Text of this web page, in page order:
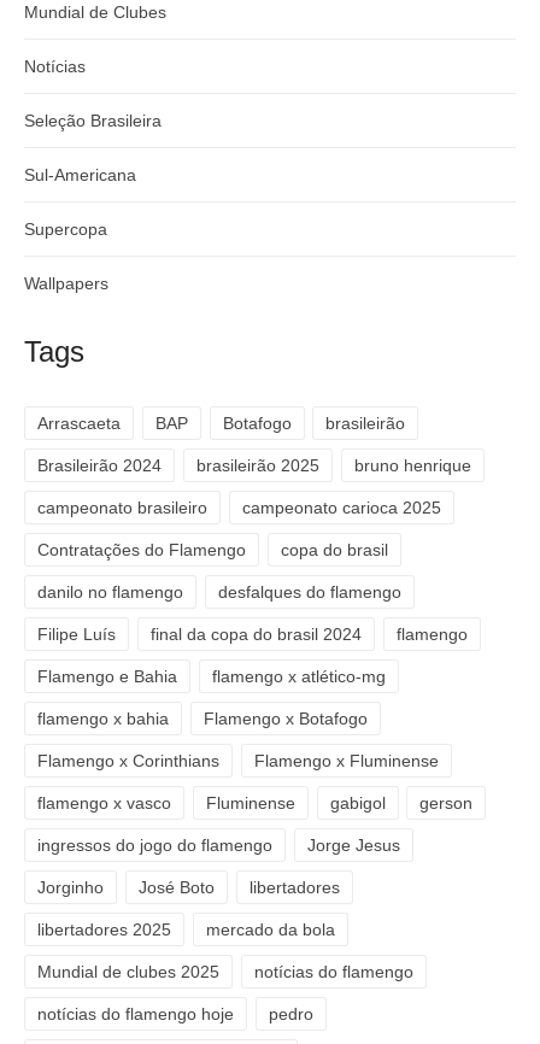
Mundial de Clubes
Notícias
Seleção Brasileira
Sul-Americana
Supercopa
Wallpapers
Tags
Arrascaeta BAP Botafogo brasileirão
Brasileirão 2024 brasileirão 2025 bruno henrique
campeonato brasileiro campeonato carioca 2025
Contratações do Flamengo copa do brasil
danilo no flamengo desfalques do flamengo
Filipe Luís final da copa do brasil 2024 flamengo
Flamengo e Bahia flamengo x atlético-mg
flamengo x bahia Flamengo x Botafogo
Flamengo x Corinthians Flamengo x Fluminense
flamengo x vasco Fluminense gabigol gerson
ingressos do jogo do flamengo Jorge Jesus
Jorginho José Boto libertadores
libertadores 2025 mercado da bola
Mundial de clubes 2025 notícias do flamengo
notícias do flamengo hoje pedro